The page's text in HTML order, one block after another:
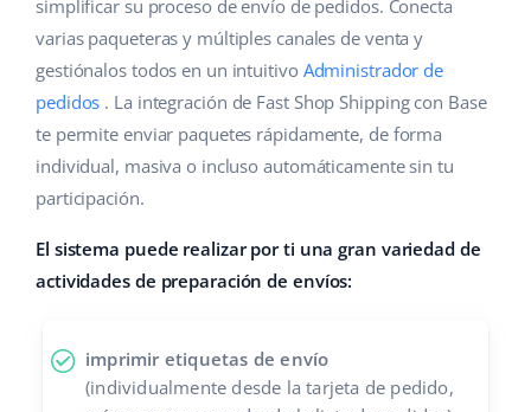
Gestión de envíos
Automatizaciones
Base Connect
IA para e-commerce
Hogar y jardinería
Productos infantiles
Electrónica
Piezas de automóviles
Salud y belleza
Ayuda
Base Academy
Blog
Servicios
Implementación de sistemas
english (US)
english (GB)
english (IN)
čeština
deutsch
Ελληνικά
español (AR)
español (MX)
simplificar su proceso de envío de pedidos. Conecta
varias paqueteras y múltiples canales de venta y
gestiónalos todos en un intuitivo Administrador de
pedidos . La integración de Fast Shop Shipping con Base
te permite enviar paquetes rápidamente, de forma
individual, masiva o incluso automáticamente sin tu
participación.
El sistema puede realizar por ti una gran variedad de
actividades de preparación de envíos:
imprimir etiquetas de envío
(individualmente desde la tarjeta de pedido,